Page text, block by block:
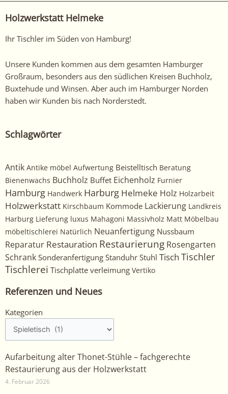
Holzwerkstatt Helmeke
Ihr Tischler im Süden von Hamburg!
Unsere Kunden kommen aus dem gesamten Hamburger
Großraum, besonders aus den südlichen Kreisen Buchholz,
Buxtehude und Winsen. Aber auch im Hamburger Norden
haben wir Kunden bis nach Norderstedt.
Schlagwörter
Antik Antike möbel Aufwertung Beistelltisch Beratung
Bienenwachs Buchholz Buffet Eichenholz Furnier
Hamburg Handwerk Harburg Helmeke Holz Holzarbeit
Holzwerkstatt Kirschbaum Kommode Lackierung Landkreis
Harburg Lieferung luxus Mahagoni Massivholz Matt Möbelbau
möbeltischlerei Natürlich Neuanfertigung Nussbaum
Reparatur Restauration Restaurierung Rosengarten
Schrank Sonderanfertigung Standuhr Stuhl Tisch Tischler
Tischlerei Tischplatte verleimung Vertiko
Referenzen und Neues
Kategorien
Kategorien
Aufarbeitung alter Thonet-Stühle – fachgerechte
Restaurierung aus der Holzwerkstatt
4. Februar 2026